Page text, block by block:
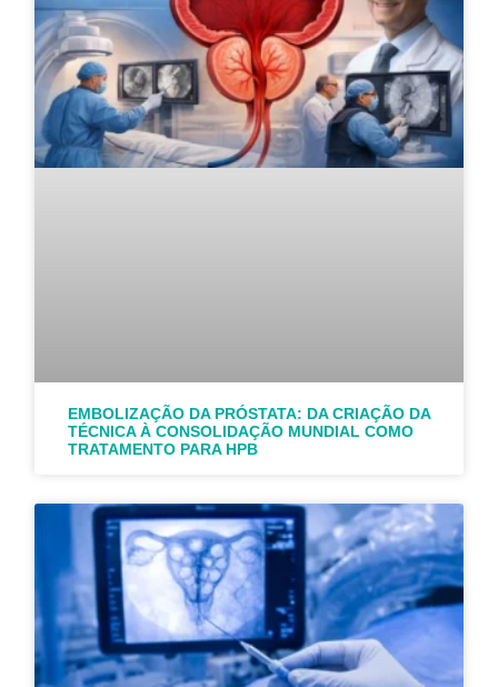
EMBOLIZAÇÃO DA PRÓSTATA: DA CRIAÇÃO DA
TÉCNICA À CONSOLIDAÇÃO MUNDIAL COMO
TRATAMENTO PARA HPB